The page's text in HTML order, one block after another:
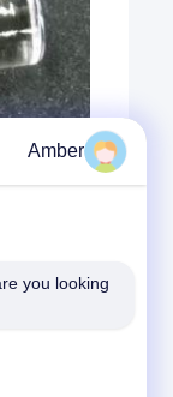
Amber
you looking